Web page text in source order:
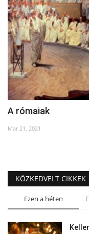
A rómaiak
Mar 21, 2021
KÖZKEDVELT CIKKEK
Ezen a héten